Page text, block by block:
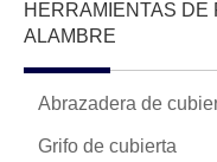
HERRAMIENTAS DE
ALAMBRE
Abrazadera de
Grifo de cubierta